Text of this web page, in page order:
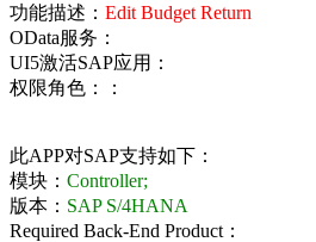
功能描述： Edit Budget Return
OData服务：
UI5激活SAP应用：
权限角色：：
此APP对SAP支持如下：
模块： Controller;
版本： SAP S/4HANA
Required Back-End Product：